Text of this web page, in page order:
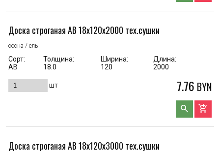
Доска строганая AB 18x120x2000 тех.сушки
сосна / ель
Сорт:
АВ
Толщина:
18.0
Ширина:
120
Длина:
2000
шт 7.76 BYN
search add_shopping_cart
Доска строганая AB 18x120x3000 тех.сушки